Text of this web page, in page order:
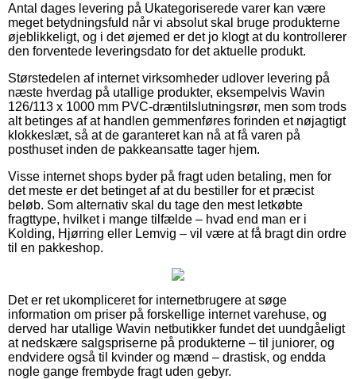
Antal dages levering på Ukategoriserede varer kan være
meget betydningsfuld når vi absolut skal bruge produkterne
øjeblikkeligt, og i det øjemed er det jo klogt at du kontrollerer
den forventede leveringsdato for det aktuelle produkt.
Størstedelen af internet virksomheder udlover levering på
næste hverdag på utallige produkter, eksempelvis Wavin
126/113 x 1000 mm PVC-dræntilslutningsrør, men som trods
alt betinges af at handlen gemmenføres forinden et nøjagtigt
klokkeslæt, så at de garanteret kan nå at få varen på
posthuset inden de pakkeansatte tager hjem.
Visse internet shops byder på fragt uden betaling, men for
det meste er det betinget af at du bestiller for et præcist
beløb. Som alternativ skal du tage den mest letkøbte
fragttype, hvilket i mange tilfælde – hvad end man er i
Kolding, Hjørring eller Lemvig – vil være at få bragt din ordre
til en pakkeshop.
Det er ret ukompliceret for internetbrugere at søge
information om priser på forskellige internet varehuse, og
derved har utallige Wavin netbutikker fundet det uundgåeligt
at nedskære salgspriserne på produkterne – til juniorer, og
endvidere også til kvinder og mænd – drastisk, og endda
nogle gange frembyde fragt uden gebyr.